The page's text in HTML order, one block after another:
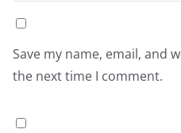
Save my name, email, and
the next time I comment.